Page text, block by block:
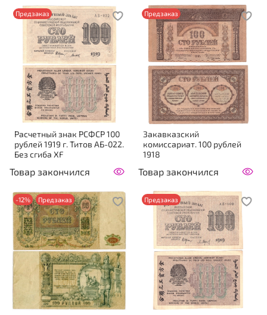
Предзаказ
Расчетный знак РСФСР 100
рублей 1919 г. Титов АБ-022.
Без сгиба XF
Товар закончился
Предзаказ
Закавказский
комиссариат. 100 рублей
1918
Товар закончился
-12% Предзаказ Предзаказ